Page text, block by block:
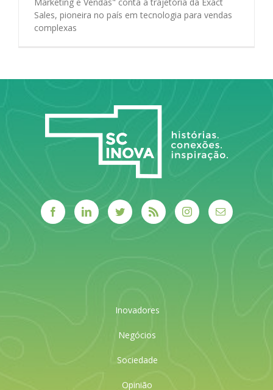
Sales, pioneira no país em tecnologia para vendas
complexas
Inovadores
Negócios
Sociedade
Opinião